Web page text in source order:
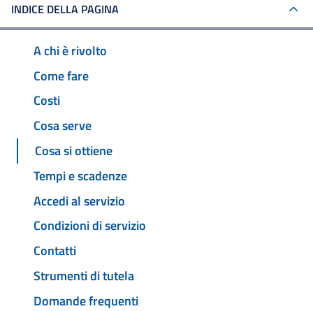
INDICE DELLA PAGINA
A chi è rivolto
Come fare
Costi
Cosa serve
Cosa si ottiene
Tempi e scadenze
Accedi al servizio
Condizioni di servizio
Contatti
Strumenti di tutela
Domande frequenti